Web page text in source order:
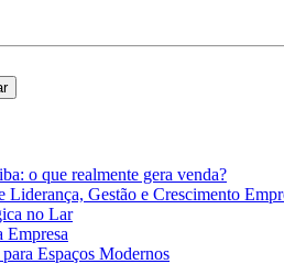
o que realmente gera venda?
Gestão e Crescimento
no Lar
Empresa
Espaços Modernos